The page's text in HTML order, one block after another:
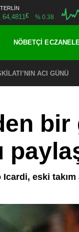
64,4811£ % 0.38
NÖBETÇI
ACI GÜNÜ
Icardi, eski